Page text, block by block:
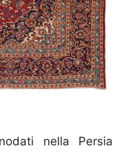
nella Persia